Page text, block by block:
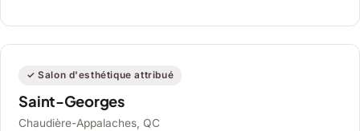
✓ Salon d'esthétique attribué
Saint-Georges
Chaudière-Appalaches, QC